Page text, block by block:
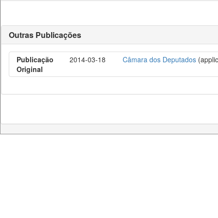
Outras Publicações
Publicação
Original
2014-03-18 Câmara dos Deputados